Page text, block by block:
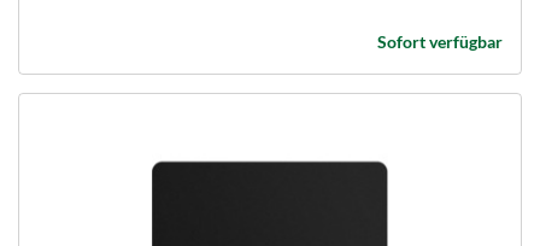
Sofort verfügbar